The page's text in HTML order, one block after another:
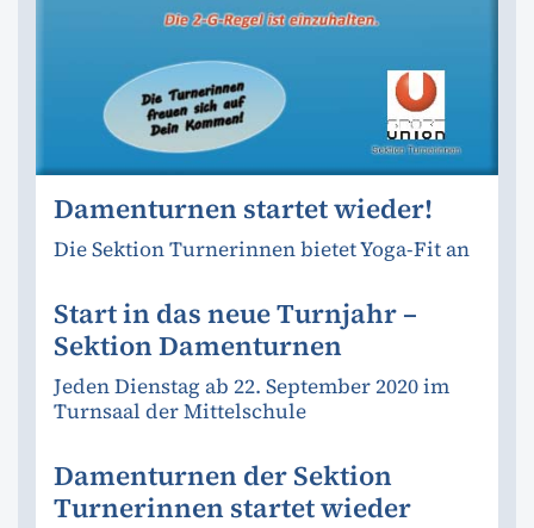
Damenturnen startet wieder!
Die Sektion Turnerinnen bietet Yoga-Fit an
Start in das neue Turnjahr –
Sektion Damenturnen
Jeden Dienstag ab 22. September 2020 im
Turnsaal der Mittelschule
Damenturnen der Sektion
Turnerinnen startet wieder